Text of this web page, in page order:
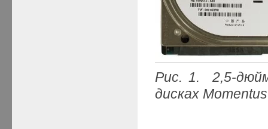
Рис. 1. 2,5-
дисках